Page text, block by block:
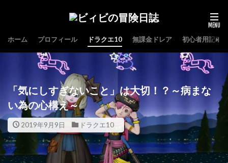
ホーム プロフィール ドラクエ10 無課金ドレア 初心者用記事
「気にしすぎないこと」は大切！？～病まな
い為の心構え～
2019年9月9日 ドラクエ10